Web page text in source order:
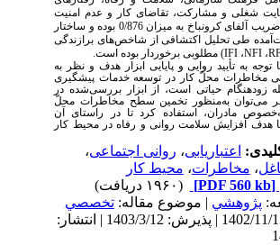
شغلی و مشارکت، تقاضای کار و عدم امنیت
شغلی دارای ضریب آلفای کرونباخ به میزان 0/876 بوده و ساختار
طی تحلیل اکتشافی از شاخص‌های برازندگی
،NFI،IFI) مطلوبی برخوردار بوده است.
به تأیید روایی و پایایی ابزار هدف و نظر به
مخاطرات محلّ کار در توسعه خدمات پیشگیری
زودهنگام حیاتی است، از ابزار بررسی‌شده در
به‌منظور تخمین سطح مخاطرات محلّ
مادران، استفاده کرد تا در راستای آن
هدف افزایش سلامت روانی و رفاه در محیط کار
اعتباریابی،روانی اجتماعی،
،مخاطرات،محیط کار
پژوهشي| موضوع مقاله:تخصصي
دریافت: 1402/11/15 | پذیرش: 1403/3/12 | انتشار: